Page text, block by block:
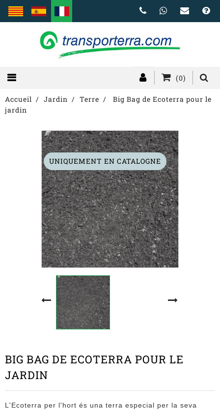
(0)
Accueil Jardin Terre
Big Bag de Ecoterra pour le
jardin
UNIQUEMENT EN CATALOGNE
BIG BAG DE ECOTERRA POUR LE
JARDIN
L'Ecoterra per l'hort és una terra especial per la seva